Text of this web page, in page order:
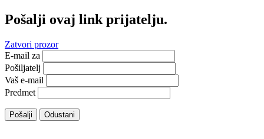
Pošalji ovaj link prijatelju.
Zatvori prozor
E-mail za
Pošiljatelj
Vaš e-mail
Predmet
Pošalji Odustani